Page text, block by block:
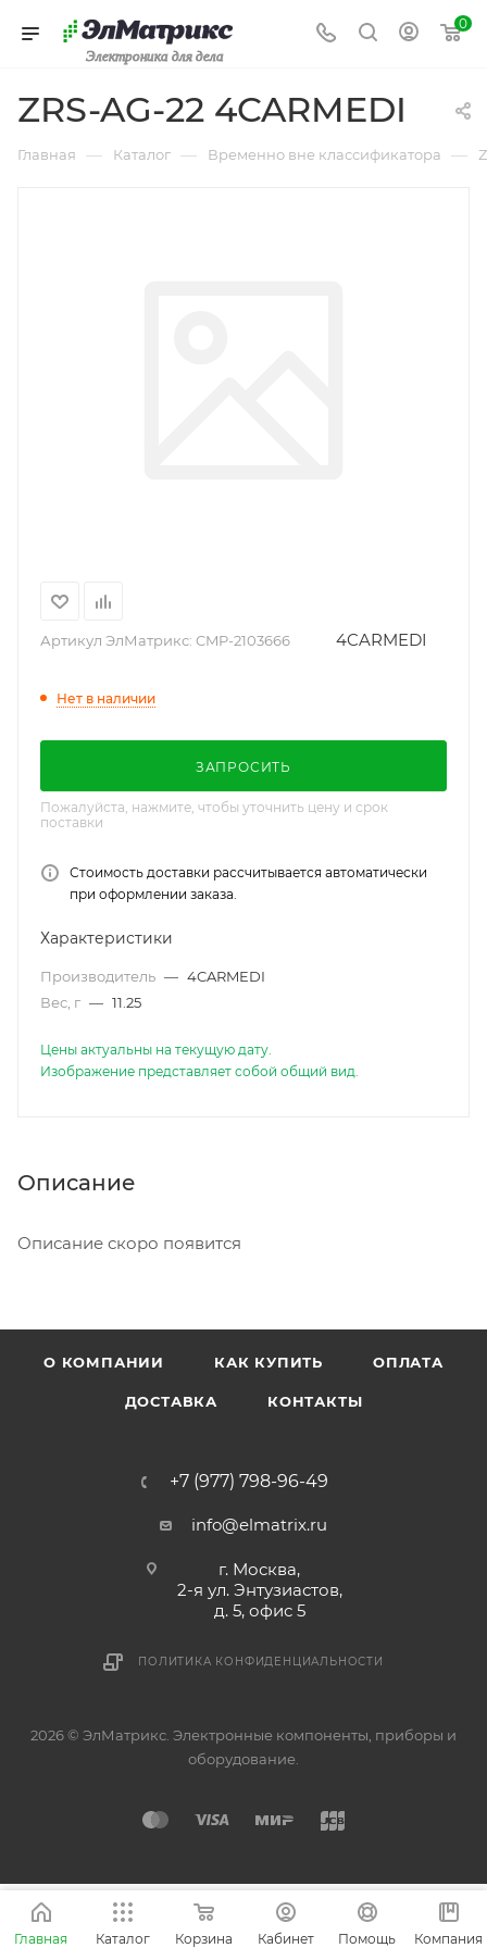
Электроника для дела
0
ZRS-AG-22 4CARMEDI
Главная — Каталог — Временно вне классификатора —
Артикул ЭлМатрикс: CMP-2103666 4CARMEDI
Нет в наличии
ЗАПРОСИТЬ
Пожалуйста, нажмите, чтобы уточнить цену и срок
поставки
Стоимость доставки рассчитывается автоматически
при оформлении заказа.
Характеристики
Производитель — 4CARMEDI
Вес, г — 11.25
Цены актуальны на текущую дату.
Изображение представляет собой общий вид.
Описание
Описание скоро появится
О КОМПАНИИ КАК КУПИТЬ ОПЛАТА
ДОСТАВКА КОНТАКТЫ
+7 (977) 798-96-49
info@elmatrix.ru
г. Москва,
2-я ул. Энтузиастов,
д. 5, офис 5
ПОЛИТИКА КОНФИДЕНЦИАЛЬНОСТИ
2026 © ЭлМатрикс. Электронные компоненты, приборы и
оборудование.
Главная Каталог Корзина Кабинет Помощь Компания